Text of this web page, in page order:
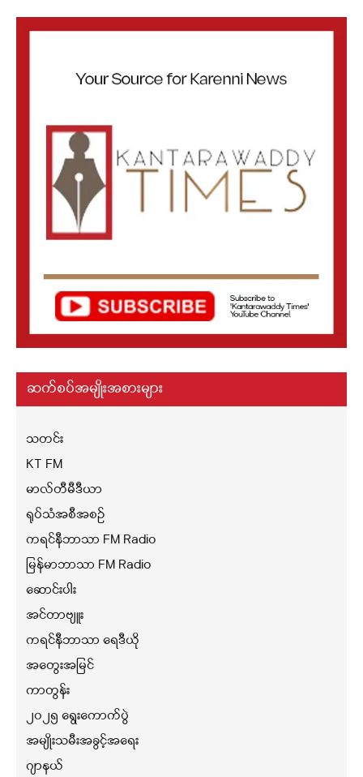
ဆက်စပ်အမျိုးအစားများ
သတင်း
KT FM
မာလ်တီမီဒီယာ
ရုပ်သံအစီအစဉ်
ကရင်နီဘာသာ FM Radio
မြန်မာဘာသာ FM Radio
ဆောင်းပါး
အင်တာဗျူး
ကရင်နီဘာသာ ရေဒီယို
အတွေးအမြင်
ကာတွန်း
၂၀၂၅ ရွေးကောက်ပွဲ
အမျိုးသမီးအခွင့်အရေး
ဂျာနယ်